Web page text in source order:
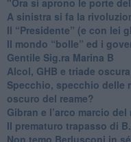
​A sinistra si fa la
​Il “Presidente” (e con lei
​Il mondo “bolle” ed i
​Gentile Sig.ra Marina B
​Alcol, GHB e triade oscura
​Specchio, specchio delle
oscuro del reame?
​Gibran e l’arco marcio
​Il prematuro trapasso di
​Non temo Berlusconi in